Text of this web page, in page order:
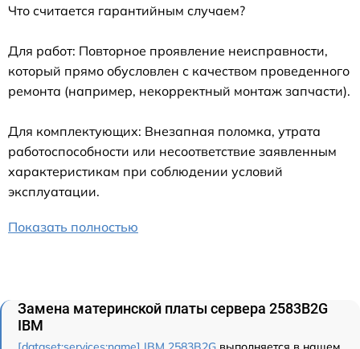
Что считается гарантийным случаем?
Для работ: Повторное проявление неисправности,
который прямо обусловлен с качеством проведенного
ремонта (например, некорректный монтаж запчасти).
Для комплектующих: Внезапная поломка, утрата
работоспособности или несоответствие заявленным
характеристикам при соблюдении условий
эксплуатации.
Показать полностью
Замена материнской платы сервера 2583B2G
IBM